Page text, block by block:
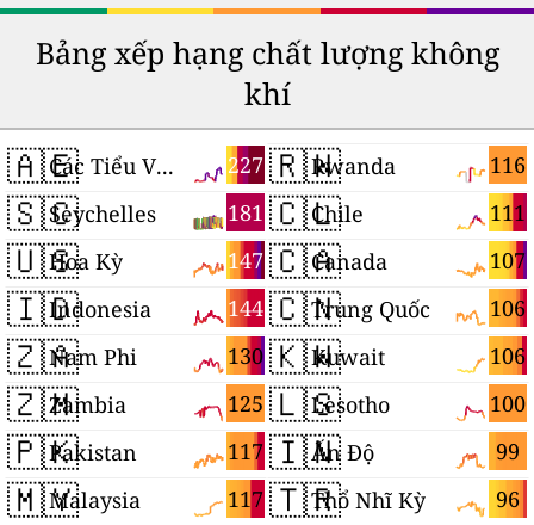
Bảng xếp hạng chất lượng không
khí
🇦🇪 227
Các Tiểu Vương quốc Ả Rập Thống nhất
🇸🇨 181
Seychelles
🇺🇸 147
Hoa Kỳ
🇮🇩 144
Indonesia
🇿🇦 130
Nam Phi
🇿🇲 125
Zambia
🇵🇰 117
Pakistan
🇲🇾 117
Malaysia
🇷🇼 116
Rwanda
🇨🇱 111
Chile
🇨🇦 107
Canada
🇨🇳 106
Trung Quốc
🇰🇼 106
Kuwait
🇱🇸 100
Lesotho
🇮🇳 99
Ấn Độ
🇹🇷 96
Thổ Nhĩ Kỳ